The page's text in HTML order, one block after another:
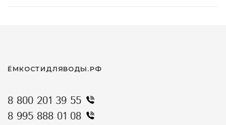
хозяйственная ванна
как выбрать емкость
ЁМКОСТИДЛЯВОДЫ.РФ
8 800 201 39 55
8 995 888 01 08